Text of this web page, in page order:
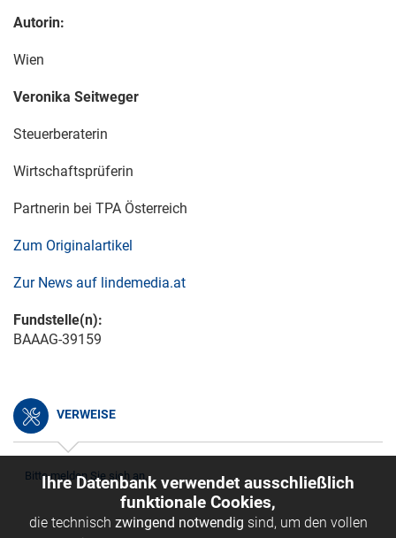
Autorin:
Wien
Veronika Seitweger
Steuerberaterin
Wirtschaftsprüferin
Partnerin bei TPA Österreich
Zum Originalartikel
Zur News auf lindemedia.at
Fundstelle(n):
BAAAG-39159
VERWEISE
Bitte melden Sie sich an.
Ihre Datenbank verwendet ausschließlich
funktionale Cookies,
die technisch zwingend notwendig sind, um den vollen